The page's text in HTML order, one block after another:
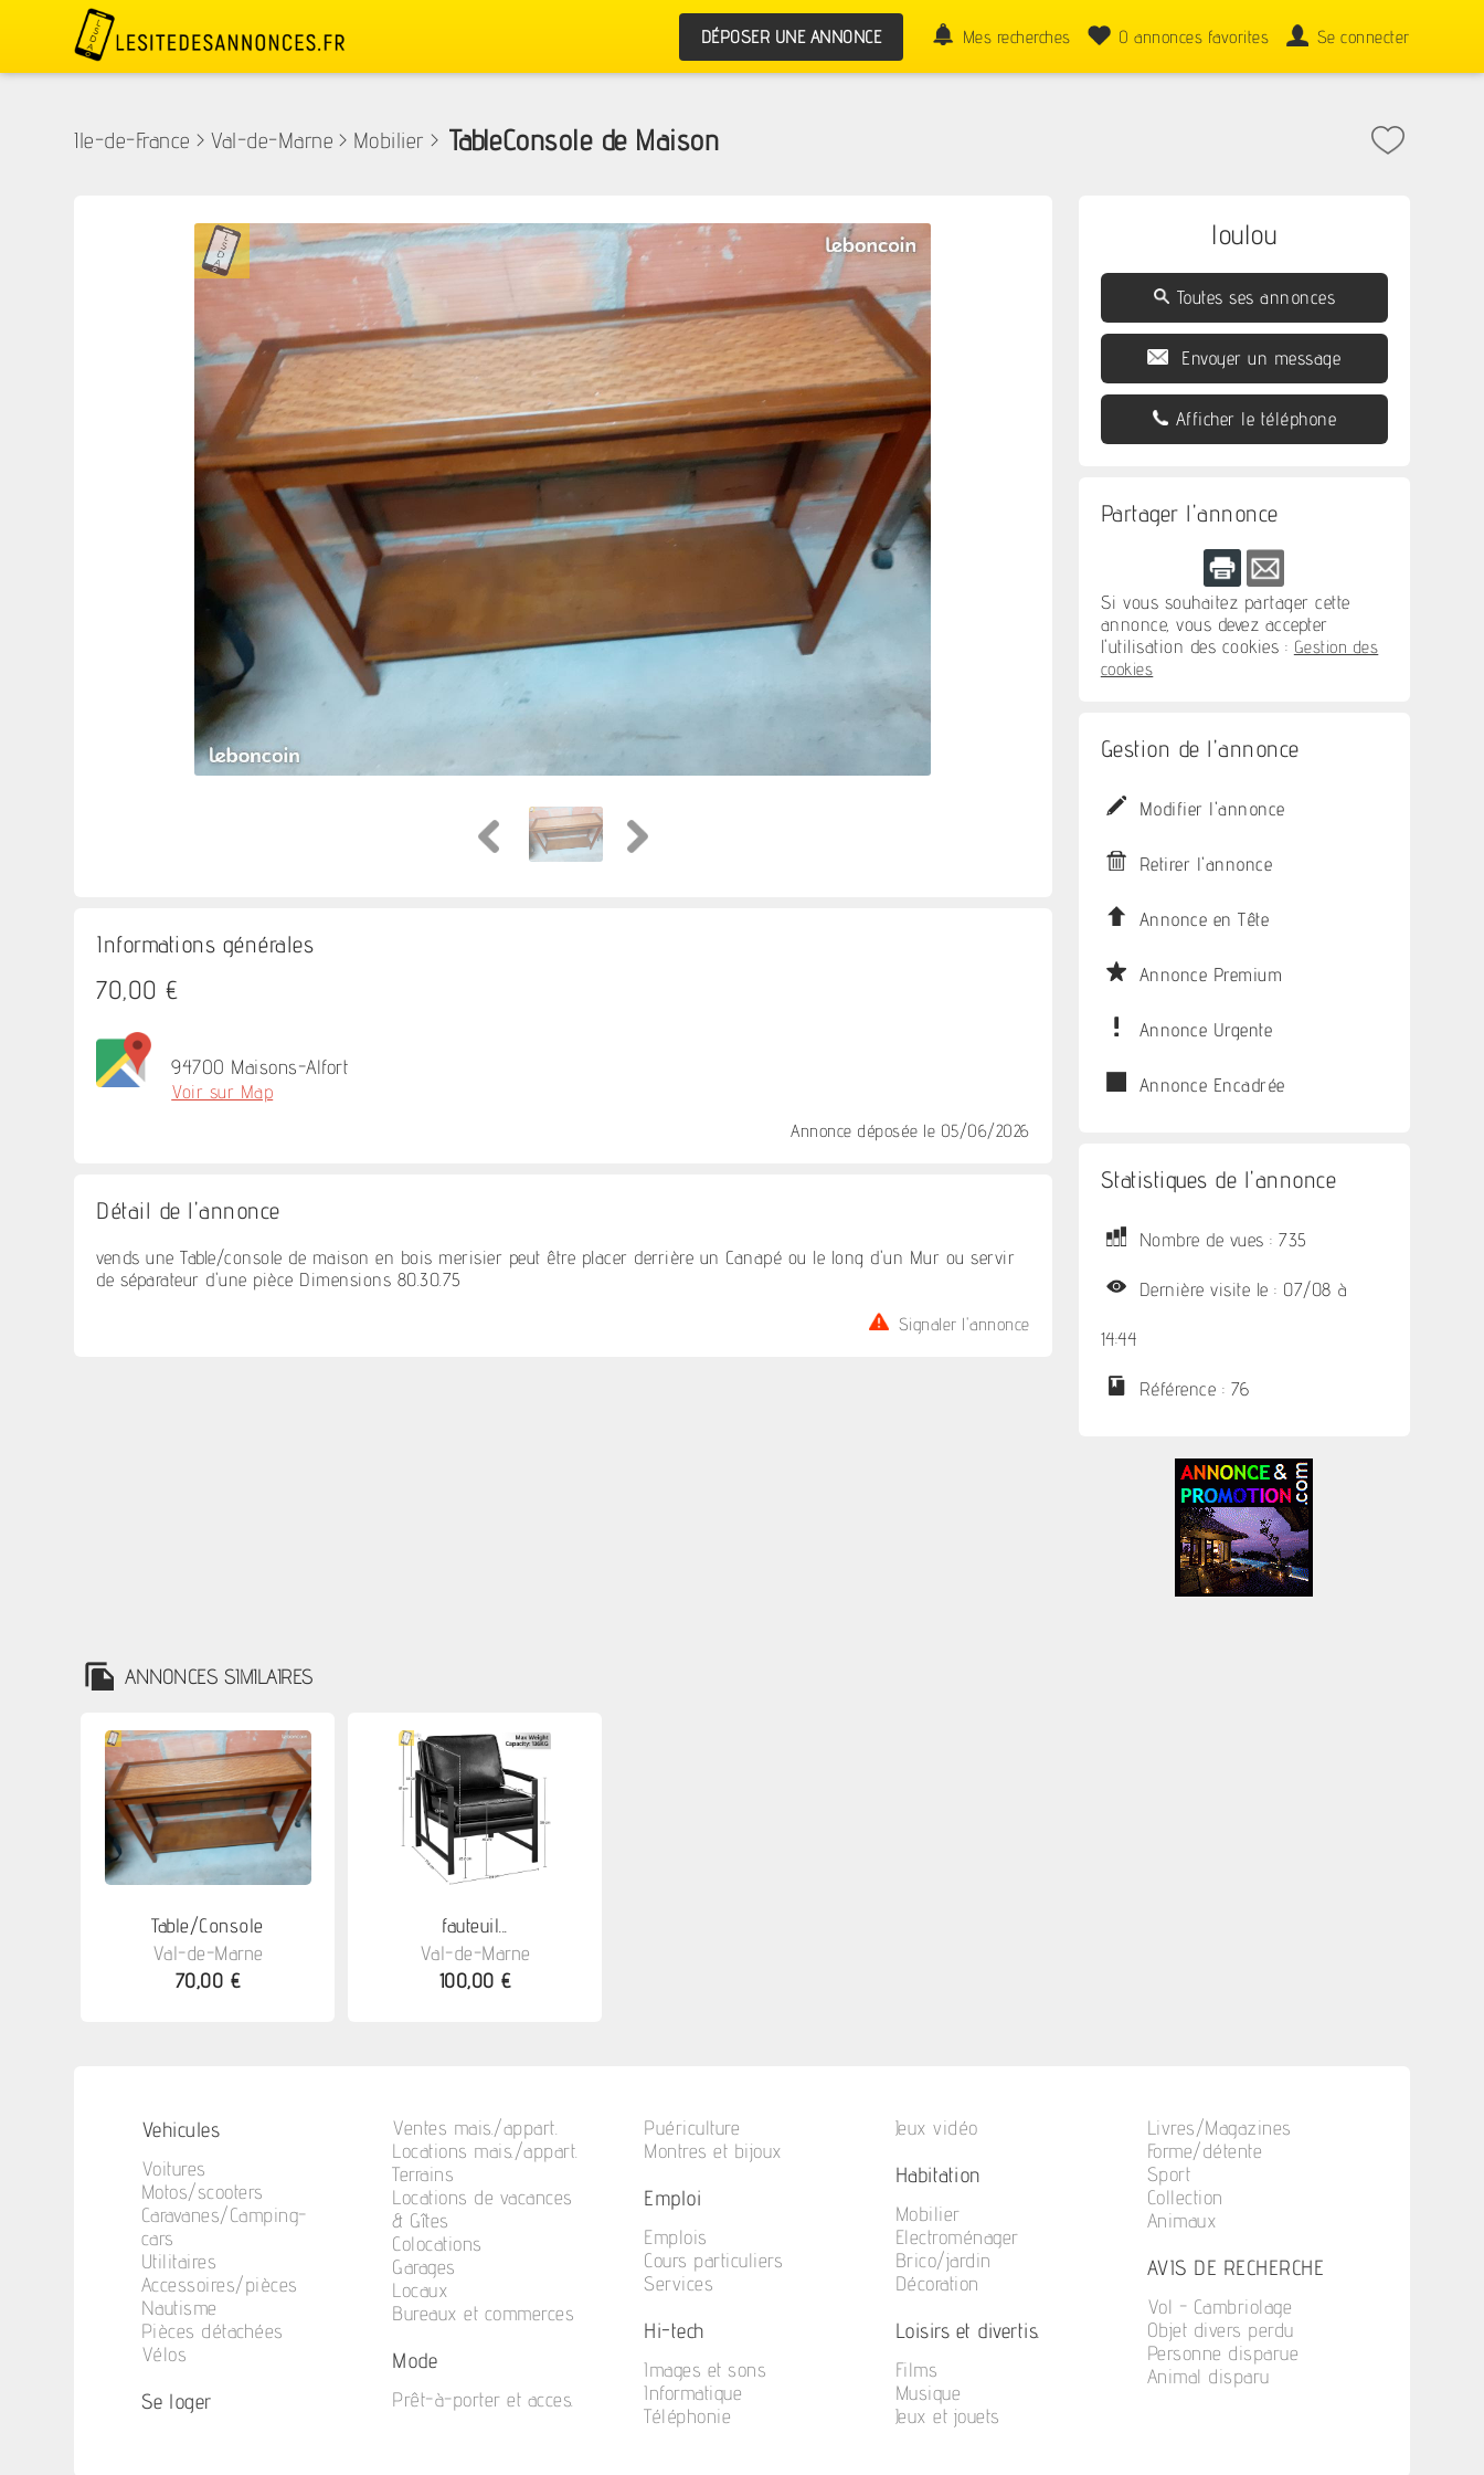
DÉPOSER UNE ANNONCE Mes recherches 0 annonces favorites Se connecter
Ile-de-France > Val-de-Marne > Mobilier > TableConsole de Maison
Informations générales
70,00 €
94700 Maisons-Alfort
Voir sur Map
Annonce déposée le 05/06/2026
Détail de l'annonce
vends une Table/console de maison en bois merisier peut être placer derrière un Canapé ou le long d'un Mur ou servir
de séparateur d'une pièce Dimensions 80.30.75
Signaler l'annonce
loulou
Toutes ses annonces
Envoyer un message
Afficher le téléphone
Partager l'annonce
Si vous souhaitez partager cette
annonce, vous devez accepter
l'utilisation des cookies : Gestion des
cookies
Gestion de l'annonce
Modifier l'annonce
Retirer l'annonce
Annonce en Tête
Annonce Premium
Annonce Urgente
Annonce Encadrée
Statistiques de l'annonce
Nombre de vues : 735
Dernière visite le : 07/08 à
14:44
Référence : 76
ANNONCES SIMILAIRES
Table/Console
Val-de-Marne
70,00 €
fauteuil...
Val-de-Marne
100,00 €
Vehicules
Voitures
Motos/scooters
Caravanes/Camping-
cars
Utilitaires
Accessoires/pièces
Nautisme
Pièces détachées
Vélos
Se loger
Ventes mais./appart.
Locations mais./appart.
Terrains
Locations de vacances
& Gîtes
Colocations
Garages
Locaux
Bureaux et commerces
Mode
Prêt-à-porter et acces.
Puériculture
Montres et bijoux
Emploi
Emplois
Cours particuliers
Services
Hi-tech
Images et sons
Informatique
Téléphonie
Jeux vidéo
Habitation
Mobilier
Electroménager
Brico/jardin
Décoration
Loisirs et divertis.
Films
Musique
Jeux et jouets
Livres/Magazines
Forme/détente
Sport
Collection
Animaux
AVIS DE RECHERCHE
Vol - Cambriolage
Objet divers perdu
Personne disparue
Animal disparu